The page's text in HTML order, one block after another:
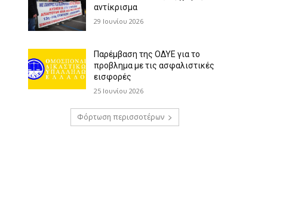
αντίκρισμα
29 Ιουνίου 2026
Παρέμβαση της ΟΔΥΕ για το
προβλημα με τις ασφαλιστικές
εισφορές
25 Ιουνίου 2026
Φόρτωση περισσοτέρων